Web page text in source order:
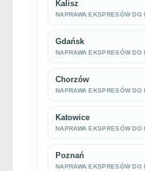
Kalisz
NAPRAWA EKSPRESÓW DO
Gdańsk
NAPRAWA EKSPRESÓW DO
Chorzów
NAPRAWA EKSPRESÓW DO
Katowice
NAPRAWA EKSPRESÓW DO
Poznań
NAPRAWA EKSPRESÓW DO